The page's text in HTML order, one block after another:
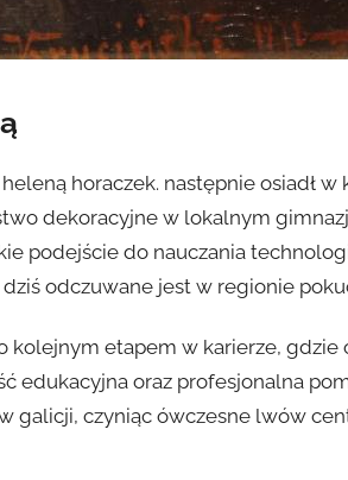
horaczek. następnie osiadł w
dekoracyjne w lokalnym
podejście do nauczania
odczuwane jest w regionie
etapem w karierze, gdzie
edukacyjna oraz profesjonalna
galicji, czyniąc ówczesne lwów